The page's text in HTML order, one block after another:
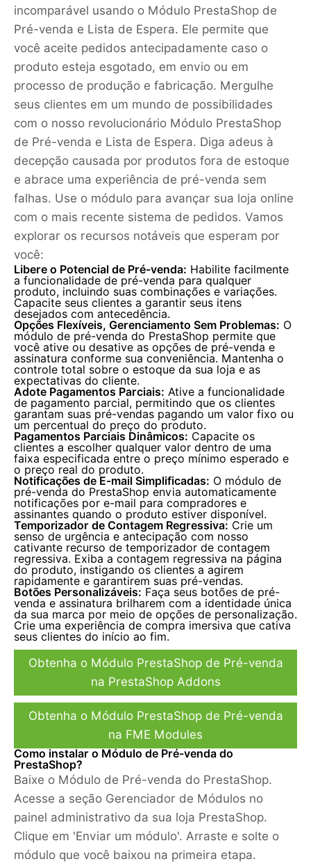
incomparável usando o Módulo PrestaShop de
Pré-venda e Lista de Espera. Ele permite que
você aceite pedidos antecipadamente caso o
produto esteja esgotado, em envio ou em
processo de produção e fabricação. Mergulhe
seus clientes em um mundo de possibilidades
com o nosso revolucionário Módulo PrestaShop
de Pré-venda e Lista de Espera. Diga adeus à
decepção causada por produtos fora de estoque
e abrace uma experiência de pré-venda sem
falhas. Use o módulo para avançar sua loja online
com o mais recente sistema de pedidos. Vamos
explorar os recursos notáveis que esperam por
você:
Libere o Potencial de Pré-venda: Habilite facilmente
a funcionalidade de pré-venda para qualquer
produto, incluindo suas combinações e variações.
Capacite seus clientes a garantir seus itens
desejados com antecedência.
Opções Flexíveis, Gerenciamento Sem Problemas: O
módulo de pré-venda do PrestaShop permite que
você ative ou desative as opções de pré-venda e
assinatura conforme sua conveniência. Mantenha o
controle total sobre o estoque da sua loja e as
expectativas do cliente.
Adote Pagamentos Parciais: Ative a funcionalidade
de pagamento parcial, permitindo que os clientes
garantam suas pré-vendas pagando um valor fixo ou
um percentual do preço do produto.
Pagamentos Parciais Dinâmicos: Capacite os
clientes a escolher qualquer valor dentro de uma
faixa especificada entre o preço mínimo esperado e
o preço real do produto.
Notificações de E-mail Simplificadas: O módulo de
pré-venda do PrestaShop envia automaticamente
notificações por e-mail para compradores e
assinantes quando o produto estiver disponível.
Temporizador de Contagem Regressiva: Crie um
senso de urgência e antecipação com nosso
cativante recurso de temporizador de contagem
regressiva. Exiba a contagem regressiva na página
do produto, instigando os clientes a agirem
rapidamente e garantirem suas pré-vendas.
Botões Personalizáveis: Faça seus botões de pré-
venda e assinatura brilharem com a identidade única
da sua marca por meio de opções de personalização.
Crie uma experiência de compra imersiva que cativa
seus clientes do início ao fim.
Obtenha o Módulo PrestaShop de Pré-venda
na PrestaShop Addons
Obtenha o Módulo PrestaShop de Pré-venda
na FME Modules
Como instalar o Módulo de Pré-venda do
PrestaShop?
Baixe o Módulo de Pré-venda do PrestaShop.
Acesse a seção Gerenciador de Módulos no
painel administrativo da sua loja PrestaShop.
Clique em 'Enviar um módulo'. Arraste e solte o
módulo que você baixou na primeira etapa.